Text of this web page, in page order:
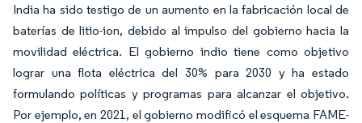
India ha sido testigo de un aumento en la fabricación local de
baterías de litio-ion, debido al impulso del gobierno hacia la
movilidad eléctrica. El gobierno indio tiene como objetivo
lograr una flota eléctrica del 30% para 2030 y ha estado
formulando políticas y programas para alcanzar el objetivo.
Por ejemplo, en 2021, el gobierno modificó el esquema FAME-